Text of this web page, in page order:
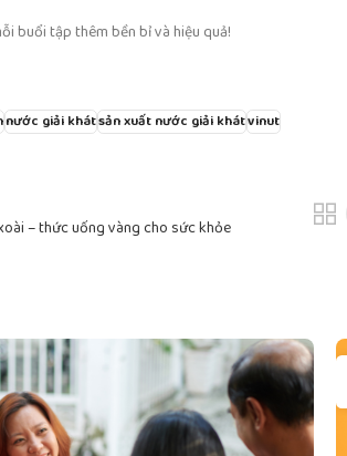
buổi tập thêm bền bỉ và hiệu quả!
nước giải khátsản xuất nước giải khátvinut
– thức uống vàng cho sức khỏe